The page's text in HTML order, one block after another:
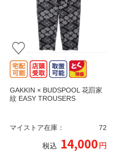
GAKKIN × BUDSPOOL 花罰家
紋 EASY TROUSERS
マイストア在庫： 72
税込 14,000円